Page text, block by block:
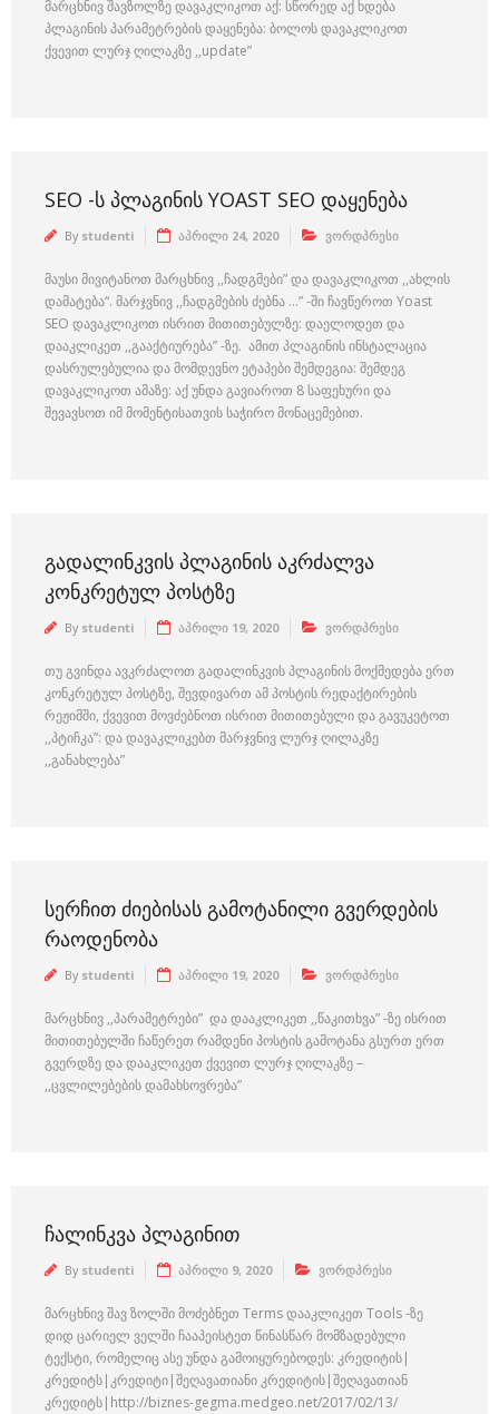
მარცხნივ შავზოლზე დავაკლიკოთ აქ: სწორედ აქ ხდება
პლაგინის პარამეტრების დაყენება: ბოლოს დავაკლიკოთ
ქვევით ლურჯ ღილაკზე ,,update”
SEO -Ს ᲞᲚᲐᲒᲘᲜᲘᲡ YOAST SEO ᲓᲐᲧᲔᲜᲔᲑᲐ
By studenti აპრილი 24, 2020 ვორდპრესი
მაუსი მივიტანოთ მარცხნივ ,,ჩადგმები” და დავაკლიკოთ ,,ახლის
დამატება“. მარჯვნივ ,,ჩადგმების ძებნა …” -ში ჩავწეროთ Yoast
SEO დავაკლიკოთ ისრით მითითებულზე: დაელოდეთ და
დააკლიკეთ ,,გააქტიურება” -ზე. ამით პლაგინის ინსტალაცია
დასრულებულია და მომდევნო ეტაპები შემდეგია: შემდეგ
დავაკლიკოთ ამაზე: აქ უნდა გავიაროთ 8 საფეხური და
შევავსოთ იმ მომენტისათვის საჭირო მონაცემებით.
ᲒᲐᲓᲐᲚᲘᲜᲙᲕᲘᲡ ᲞᲚᲐᲒᲘᲜᲘᲡ ᲐᲙᲠᲫᲐᲚᲕᲐ
ᲙᲝᲜᲙᲠᲔᲢᲣᲚ ᲞᲝᲡᲢᲖᲔ
By studenti აპრილი 19, 2020 ვორდპრესი
თუ გვინდა ავკრძალოთ გადალინკვის პლაგინის მოქმედება ერთ
კონკრეტულ პოსტზე, შევდივართ ამ პოსტის რედაქტირების
რეჟიმში, ქვევით მოვძებნოთ ისრით მითითებული და გავუკეტოთ
,,პტიჩკა”: და დავაკლიკებთ მარჯვნივ ლურჯ ღილაკზე
,,განახლება”
ᲡᲔᲠᲩᲘᲗ ᲫᲘᲔᲑᲘᲡᲐᲡ ᲒᲐᲛᲝᲢᲐᲜᲘᲚᲘ ᲒᲕᲔᲠᲓᲔᲑᲘᲡ
ᲠᲐᲝᲓᲔᲜᲝᲑᲐ
By studenti აპრილი 19, 2020 ვორდპრესი
მარცხნივ ,,პარამეტრები” და დააკლიკეთ ,,წაკითხვა” -ზე ისრით
მითითებულში ჩაწერეთ რამდენი პოსტის გამოტანა გსურთ ერთ
გვერდზე და დააკლიკეთ ქვევით ლურჯ ღილაკზე –
,,ცვლილებების დამახსოვრება”
ᲩᲐᲚᲘᲜᲙᲕᲐ ᲞᲚᲐᲒᲘᲜᲘᲗ
By studenti აპრილი 9, 2020 ვორდპრესი
მარცხნივ შავ ზოლში მოძებნეთ Terms დააკლიკეთ Tools -ზე
დიდ ცარიელ ველში ჩააპეისტეთ წინასწარ მომზადებული
ტექსტი, რომელიც ასე უნდა გამოიყურებოდეს: კრედიტის|
კრედიტს|კრედიტი|შეღავათიანი კრედიტის|შეღავათიან
კრედიტს|http://biznes-gegma.medgeo.net/2017/02/13/